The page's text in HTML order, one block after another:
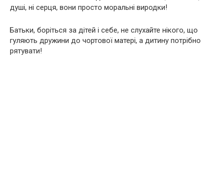
душі, ні серця, вони просто моральні виродки!
Батьки, боріться за дітей і себе, не слухайте нікого, що
гуляють дружини до чортової матері, а дитину потрібно
рятувати!